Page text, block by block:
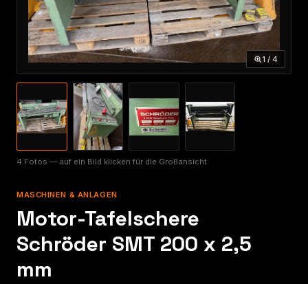
1 / 4
4 Fotos — auf ein Bild klicken für die Großansicht
MASCHINEN & ANLAGEN
Motor-Tafelschere
Schröder SMT 200 x 2,5
mm